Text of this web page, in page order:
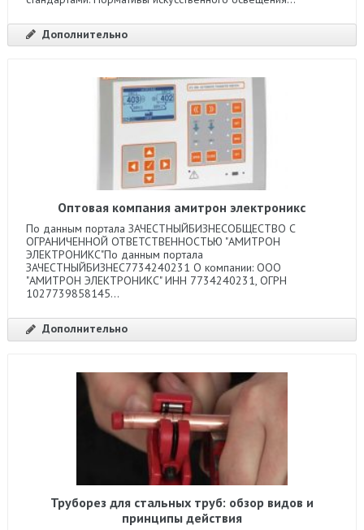
Дополнительно
Оптовая компания амитрон электроникс
По данным портала ЗАЧЕСТНЫЙБИЗНЕСОБЩЕСТВО С
ОГРАНИЧЕННОЙ ОТВЕТСТВЕННОСТЬЮ "АМИТРОН
ЭЛЕКТРОНИКС"По данным портала
ЗАЧЕСТНЫЙБИЗНЕС7734240231 О компании: ООО
"АМИТРОН ЭЛЕКТРОНИКС" ИНН 7734240231, ОГРН
1027739858145...
Дополнительно
Труборез для стальных труб: обзор видов и
принципы действия